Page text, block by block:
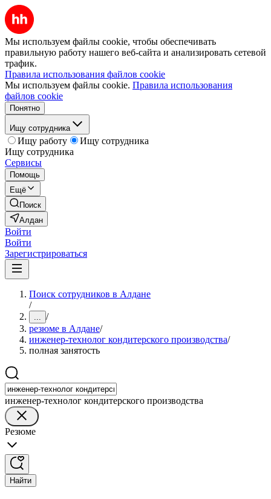
Мы используем файлы cookie, чтобы обеспечивать
правильную работу нашего веб-сайта и анализировать сетевой
трафик.
Правила использования файлов cookie
Мы используем файлы cookie. Правила использования
файлов cookie
Понятно
Ищу сотрудника
Ищу работу
Ищу сотрудника
Ищу сотрудника
Сервисы
Помощь
Ещё
Поиск
Алдан
Войти
Войти
Зарегистрироваться
Поиск сотрудников в Алдане
/
... /
резюме в Алдане/
инженер-технолог кондитерского производства/
полная занятость
инженер-технолог кондитерского производства
Резюме
Найти